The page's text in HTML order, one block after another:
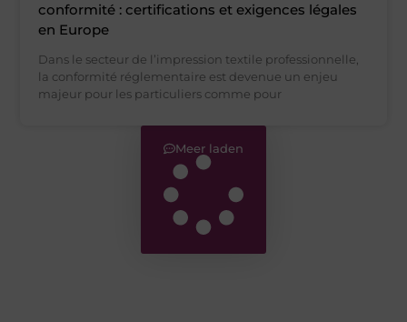
conformité : certifications et exigences légales
en Europe
Dans le secteur de l’impression textile professionnelle,
la conformité réglementaire est devenue un enjeu
majeur pour les particuliers comme pour
Meer laden